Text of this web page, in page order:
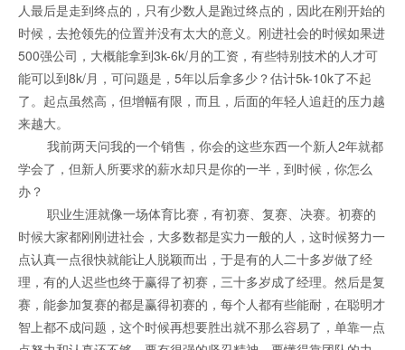
人最后是走到终点的，只有少数人是跑过终点的，因此在刚开始的
时候，去抢领先的位置并没有太大的意义。刚进社会的时候如果进
500强公司，大概能拿到3k-6k/月的工资，有些特别技术的人才可
能可以到8k/月，可问题是，5年以后拿多少？估计5k-10k了不起
了。起点虽然高，但增幅有限，而且，后面的年轻人追赶的压力越
来越大。
我前两天问我的一个销售，你会的这些东西一个新人2年就都
学会了，但新人所要求的薪水却只是你的一半，到时候，你怎么
办？
职业生涯就像一场体育比赛，有初赛、复赛、决赛。初赛的
时候大家都刚刚进社会，大多数都是实力一般的人，这时候努力一
点认真一点很快就能让人脱颖而出，于是有的人二十多岁做了经
理，有的人迟些也终于赢得了初赛，三十多岁成了经理。然后是复
赛，能参加复赛的都是赢得初赛的，每个人都有些能耐，在聪明才
智上都不成问题，这个时候再想要胜出就不那么容易了，单靠一点